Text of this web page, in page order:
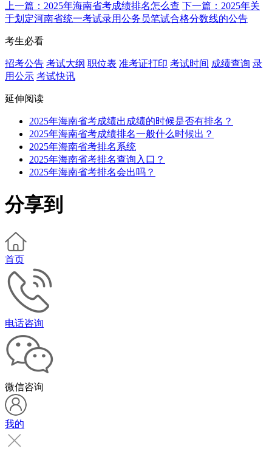
上一篇：2025年海南省考成绩排名怎么查 下一篇：2025年关
于划定河南省统一考试录用公务员笔试合格分数线的公告
考生必看
招考公告 考试大纲 职位表 准考证打印 考试时间 成绩查询 录
用公示 考试快讯
延伸阅读
2025年海南省考成绩出成绩的时候是否有排名？
2025年海南省考成绩排名一般什么时候出？
2025年海南省考排名系统
2025年海南省考排名查询入口？
2025年海南省考排名会出吗？
分享到
首页
电话咨询
微信咨询
我的